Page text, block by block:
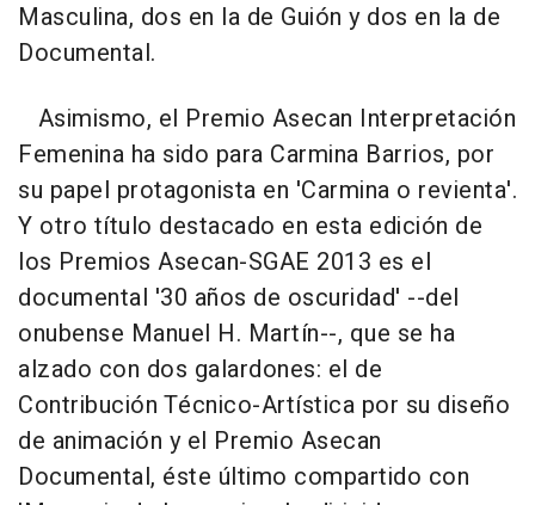
Masculina, dos en la de Guión y dos en la de
Documental.
Asimismo, el Premio Asecan Interpretación
Femenina ha sido para Carmina Barrios, por
su papel protagonista en 'Carmina o revienta'.
Y otro título destacado en esta edición de
los Premios Asecan-SGAE 2013 es el
documental '30 años de oscuridad' --del
onubense Manuel H. Martín--, que se ha
alzado con dos galardones: el de
Contribución Técnico-Artística por su diseño
de animación y el Premio Asecan
Documental, éste último compartido con